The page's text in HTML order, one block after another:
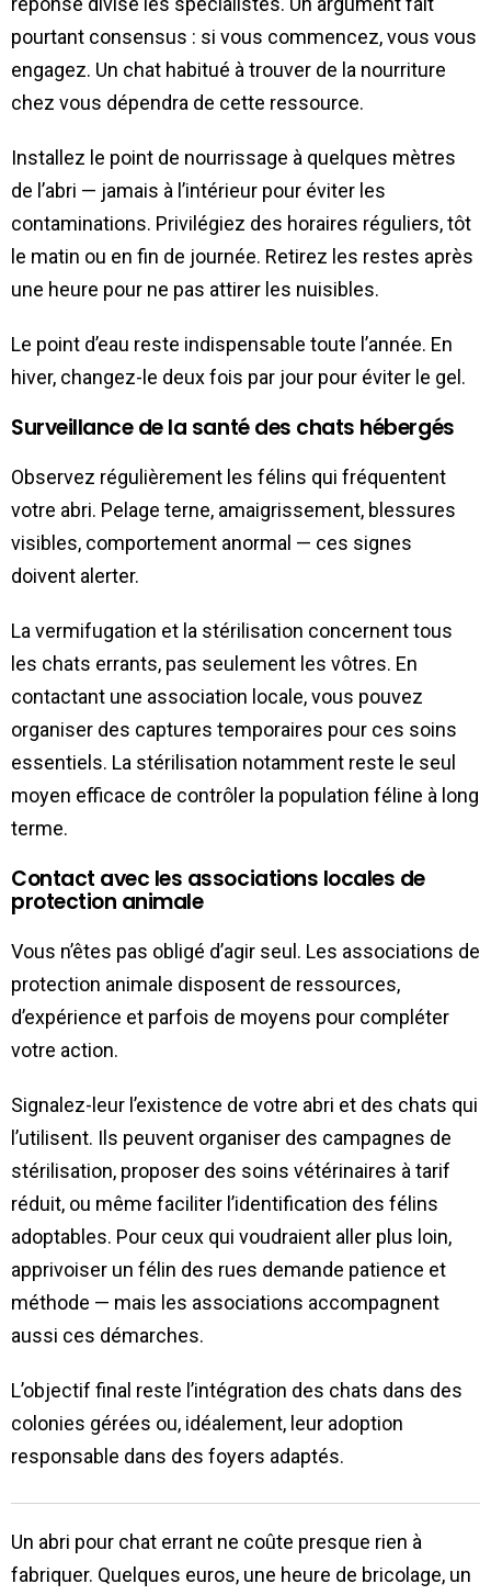
pourtant consensus : si vous commencez, vous vous
engagez. Un chat habitué à trouver de la nourriture
chez vous dépendra de cette ressource.
Installez le point de nourrissage à quelques mètres
de l’abri — jamais à l’intérieur pour éviter les
contaminations. Privilégiez des horaires réguliers, tôt
le matin ou en fin de journée. Retirez les restes après
une heure pour ne pas attirer les nuisibles.
Le point d’eau reste indispensable toute l’année. En
hiver, changez-le deux fois par jour pour éviter le gel.
Surveillance de la santé des chats hébergés
Observez régulièrement les félins qui fréquentent
votre abri. Pelage terne, amaigrissement, blessures
visibles, comportement anormal — ces signes
doivent alerter.
La vermifugation et la stérilisation concernent tous
les chats errants, pas seulement les vôtres. En
contactant une association locale, vous pouvez
organiser des captures temporaires pour ces soins
essentiels. La stérilisation notamment reste le seul
moyen efficace de contrôler la population féline à long
terme.
Contact avec les associations locales de
protection animale
Vous n’êtes pas obligé d’agir seul. Les associations de
protection animale disposent de ressources,
d’expérience et parfois de moyens pour compléter
votre action.
Signalez-leur l’existence de votre abri et des chats qui
l’utilisent. Ils peuvent organiser des campagnes de
stérilisation, proposer des soins vétérinaires à tarif
réduit, ou même faciliter l’identification des félins
adoptables. Pour ceux qui voudraient aller plus loin,
apprivoiser un félin des rues demande patience et
méthode — mais les associations accompagnent
aussi ces démarches.
L’objectif final reste l’intégration des chats dans des
colonies gérées ou, idéalement, leur adoption
responsable dans des foyers adaptés.
Un abri pour chat errant ne coûte presque rien à
fabriquer. Quelques euros, une heure de bricolage, un